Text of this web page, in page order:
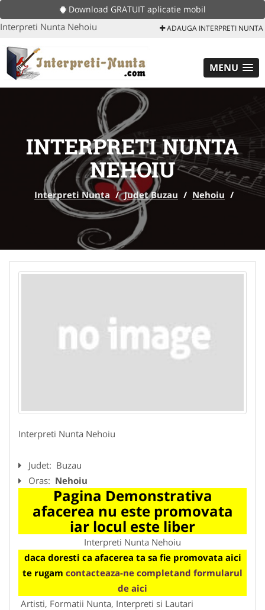
Download GRATUIT aplicatie mobil
Interpreti Nunta Nehoiu ADAUGA INTERPRETI NUNTA
MENU
INTERPRETI NUNTA
NEHOIU
Interpreti Nunta / Judet Buzau / Nehoiu /
Interpreti Nunta Nehoiu
Judet: Buzau
Oras: Nehoiu
Pagina Demonstrativa
afacerea nu este promovata
iar locul este liber
Interpreti Nunta Nehoiu
daca doresti ca afacerea ta sa fie promovata aici
te rugam contacteaza-ne completand formularul
de aici
Artisti, Formatii Nunta, Interpreti si Lautari